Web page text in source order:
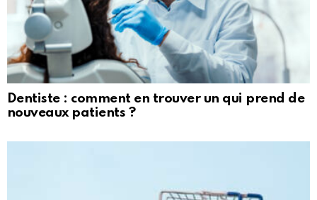
Dentiste : comment en trouver un qui prend de
nouveaux patients ?